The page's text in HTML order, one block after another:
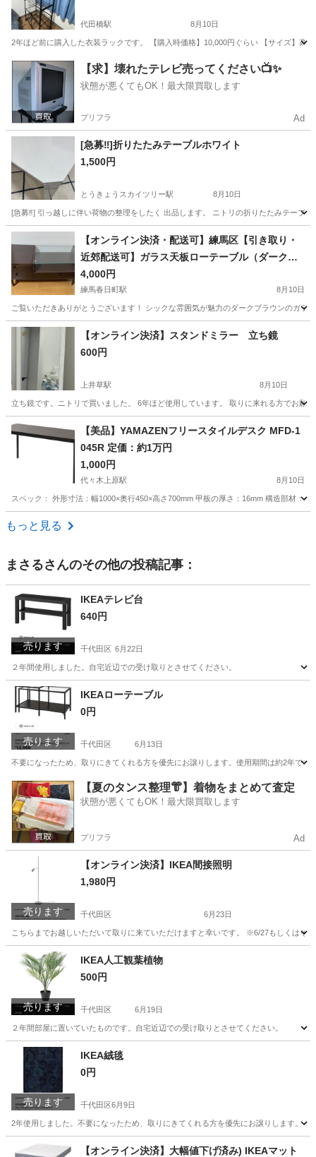
代田橋駅 8月10日
2年ほど前に購入した衣装ラックです。 【購入時価格】10,000円ぐらい 【サイズ】
東京 杉並区 代田橋駅 収納家具 ラック
【求】壊れたテレビ売ってください📺✨
状態が悪くてもOK！最大限買取します
プリフラ Ad
[急募‼️]折りたたみテーブルホワイト
1,500円
とうきょうスカイツリー駅 8月10日
[急募‼️] 引っ越しに伴い荷物の整理をしたく 出品します。 ニトリの折りたたみテーブ
東京 台東区 とうきょうスカイツリー駅 テーブル
折りたたみ
【オンライン決済・配送可】練馬区【引き取り・
近郊配送可】ガラス天板ローテーブル（ダークブ
ラウン）／定価約1.7万円
4,000円
練馬春日町駅 8月10日
ご覧いただきありがとうございます！ シックな雰囲気が魅力のダークブラウンのガ
東京 練馬区 練馬春日町駅 テーブル
【オンライン決済】スタンドミラー 立ち鏡
600円
上井草駅 8月10日
立ち鏡です。ニトリで買いました。 6年ほど使用しています。 取りに来れる方でお願
東京 上井草駅
【美品】YAMAZENフリースタイルデスク MFD-1
045R 定価：約1万円
1,000円
代々木上原駅 8月10日
スペック： 外形寸法：幅1000×奥行450×高さ700mm 甲板の厚さ：16mm 構造部材：
東京 渋谷区
もっと見る
まさるさんのその他の投稿記事：
売ります
IKEAテレビ台
640円
千代田区 6月22日
２年間使用しました。自宅近辺での受け取りとさせてください。
東京 千代田区 IKEA
売ります
IKEAローテーブル
0円
千代田区 6月13日
不要になったため、取りにきてくれる方を優先にお譲りします。使用期間は約2年で
東京 千代田区 テーブル ロー
【夏のタンス整理👘】着物をまとめて査定
状態が悪くてもOK！最大限買取します
プリフラ Ad
売ります
【オンライン決済】IKEA間接照明
1,980円
千代田区 6月23日
こちらまでお越しいただいて取りに来ていただけますと幸いです。 ※6/27もしくはそ
東京 千代田区 照明器具 間接照明
売ります
IKEA人工観葉植物
500円
千代田区 6月19日
２年間部屋に置いていたものです。自宅近辺での受け取りとさせてください。
東京 千代田区 インテリア雑貨/小物
売ります
IKEA絨毯
0円
千代田区6月9日
2年使用しました。不要になったため、取りにきてくれる方を優先にお譲りします。
東京 千代田区 カーペット/マット/ラグ
【オンライン決済】大幅値下げ済み) IKEAマット